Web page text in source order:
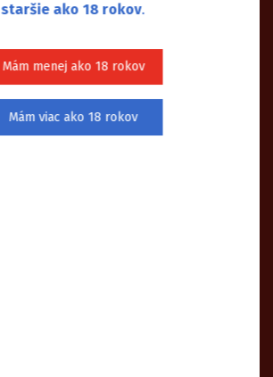
staršie ako 18 rokov.
Mám menej ako 18 rokov
Mám viac ako 18 rokov